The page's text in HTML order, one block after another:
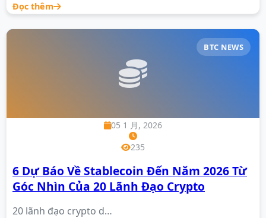
Đọc thêm
BTC NEWS
05 1 月, 2026
235
6 Dự Báo Về Stablecoin Đến Năm 2026 Từ
Góc Nhìn Của 20 Lãnh Đạo Crypto
20 lãnh đạo crypto d…